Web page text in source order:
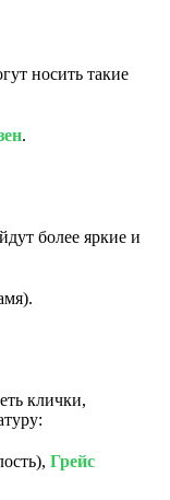
носить такие
.
более яркие и
клички,
Грейс